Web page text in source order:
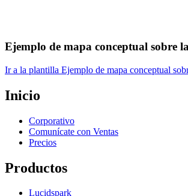
Ejemplo de mapa conceptual sobre
Ir a la plantilla Ejemplo de mapa conceptual
Inicio
Corporativo
Comunícate con Ventas
Precios
Productos
Lucidspark